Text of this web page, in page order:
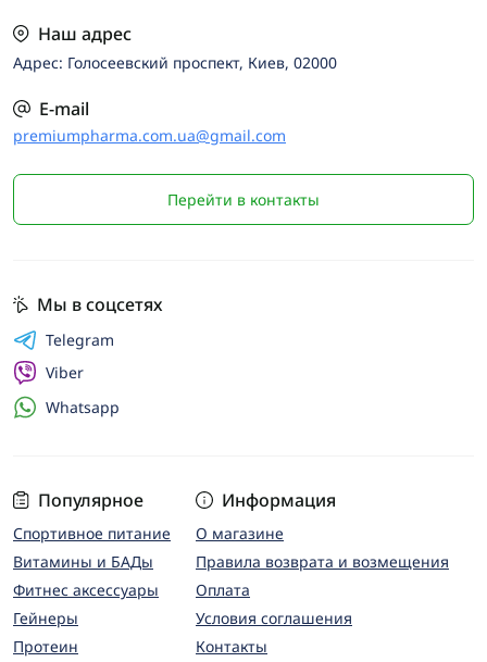
Наш адрес
Адрес: Голосеевский проспект, Киев, 02000
E-mail
premiumpharma.com.ua@gmail.com
Перейти в контакты
Популярное
Спортивное питание
Витамины и БАДы
Фитнес аксессуары
Гейнеры
Протеин
Информация
О магазине
Правила возврата и возмещения
Оплата
Условия соглашения
Контакты
Мы в соцсетях
Telegram
Viber
Whatsapp